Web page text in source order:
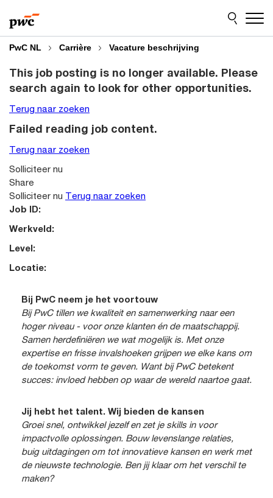
to
content
to
footer
PwC NL Carrière Vacature beschrijving
This job posting is no longer available. Please
search again to look for other opportunities.
Terug naar zoeken
Failed reading job content.
Terug naar zoeken
Solliciteer nu
Share
Solliciteer nu Terug naar zoeken
Job ID:
Werkveld:
Level:
Locatie:
Bij PwC neem je het voortouw
Bij PwC tillen we kwaliteit en samenwerking naar een
hoger niveau - voor onze klanten én de maatschappij.
Samen herdefiniëren we wat mogelijk is. Met onze
expertise en frisse invalshoeken grijpen we elke kans om
de toekomst vorm te geven. Want bij PwC betekent
succes: invloed hebben op waar de wereld naartoe gaat.
Jij hebt het talent. Wij bieden de kansen
Groei snel, ontwikkel jezelf en zet je skills in voor
impactvolle oplossingen. Bouw levenslange relaties,
buig uitdagingen om tot innovatieve kansen en werk met
de nieuwste technologie. Ben jij klaar om het verschil te
maken?